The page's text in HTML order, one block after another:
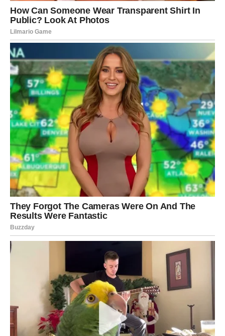
Shvatate šta želite i kome želite dati svoje srce.
Za slobodne
Neko iz vašeg okruženja pokazuje interesovanje.
Za zauzete
Odnos postaje stabilniji i sigurniji.
Ljubav konačno dobija pravi smjer
Pred vama su važni trenuci.
VODOLIJA
Zvijezde vam donose posebno ljubavno iznenađenje.
Neko ulazi u vaš život baš onda kada ste prestali očekivati
nešto veliko.
Za slobodne
Sudbinski susret je moguć.